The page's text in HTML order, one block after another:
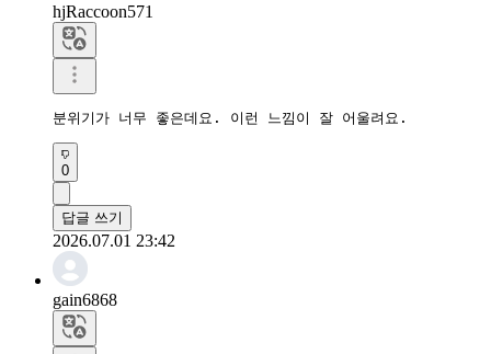
hjRaccoon571
분위기가 너무 좋은데요. 이런 느낌이 잘 어울려요.
0
답글 쓰기
2026.07.01 23:42
gain6868